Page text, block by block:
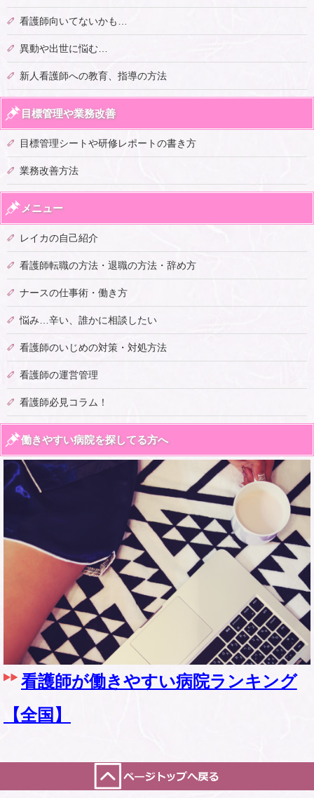
看護師向いてないかも…
異動や出世に悩む…
新人看護師への教育、指導の方法
目標管理や業務改善
目標管理シートや研修レポートの書き方
業務改善方法
メニュー
レイカの自己紹介
看護師転職の方法・退職の方法・辞め方
ナースの仕事術・働き方
悩み…辛い、誰かに相談したい
看護師のいじめの対策・対処方法
看護師の運営管理
看護師必見コラム！
働きやすい病院を探してる方へ
看護師が働きやすい病院ランキング
【全国】